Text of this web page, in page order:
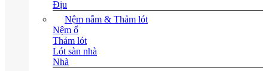
Địu
Nệm nằm & Thảm lót
Nệm ổ
Thảm lót
Lót sàn nhà
Nhà